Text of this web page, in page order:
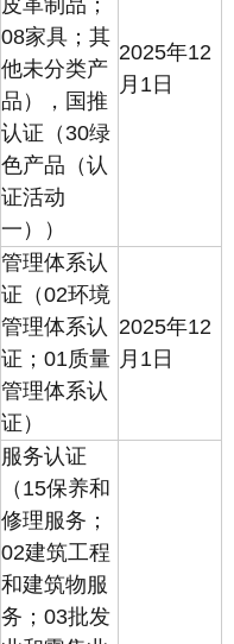
皮革制品；
08家具；其
他未分类产
品），国推
认证（30绿
色产品（认
证活动
一））
2025年12
月1日
管理体系认
证（02环境
管理体系认
证；01质量
管理体系认
证）
2025年12
月1日
服务认证
（15保养和
修理服务；
02建筑工程
和建筑物服
务；03批发